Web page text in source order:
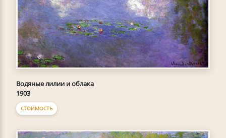
Водяные лилии и облака
1903
СТОИМОСТЬ